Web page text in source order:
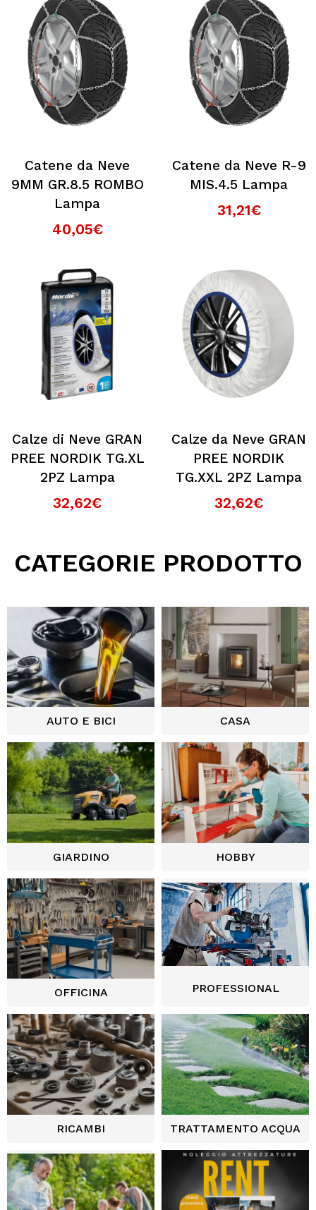
Catene da Neve
9MM GR.8.5 ROMBO
Lampa
40,05€
Catene da Neve R-9
MIS.4.5 Lampa
31,21€
Calze di Neve GRAN
PREE NORDIK TG.XL
2PZ Lampa
32,62€
Calze da Neve GRAN
PREE NORDIK
TG.XXL 2PZ Lampa
32,62€
CATEGORIE PRODOTTO
AUTO E BICI CASA
GIARDINO HOBBY
OFFICINA PROFESSIONAL
RICAMBI TRATTAMENTO ACQUA